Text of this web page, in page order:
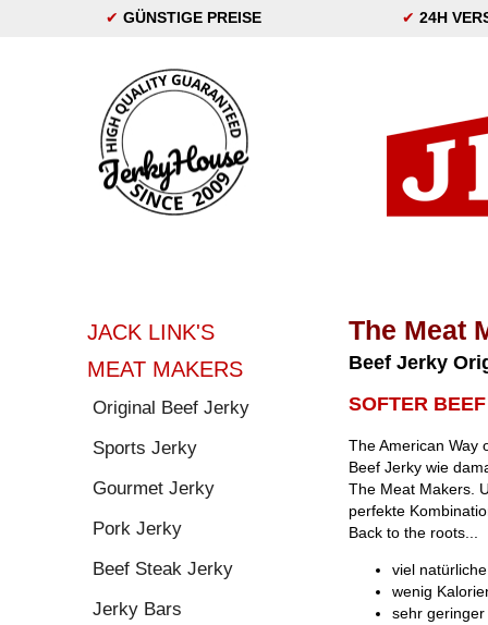
✔ GÜNSTIGE PREISE ✔ 24H
JACK LINK'S
MEAT MAKERS
Original Beef Jerky
Sports Jerky
Gourmet Jerky
Pork Jerky
Beef Steak Jerky
Jerky Bars
The Meat
Beef Jerky
SOFTER
The American Way
Beef Jerky wie
The Meat Makers.
perfekte
Back to the roots...
viel
wenig
sehr